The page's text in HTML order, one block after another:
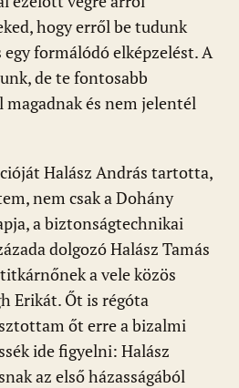
hogy erről be tudunk
formálódó elképzelést. A
de te fontosabb
és nem jelentél
Halász András tartotta,
nem csak a Dohány
a biztonságtechnikai
dolgozó Halász Tamás
a vele közös
Erikát. Őt is régóta
őt erre a bizalmi
ide figyelni: Halász
az első házasságából